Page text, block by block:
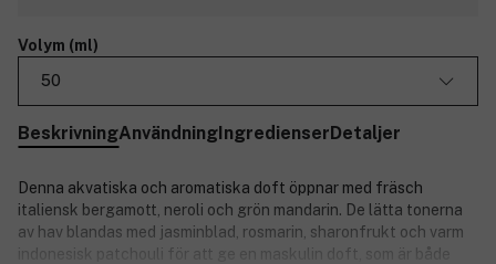
Volym (ml)
50
BeskrivningAnvändningIngredienserDetaljer
Denna akvatiska och aromatiska doft öppnar med fräsch
italiensk bergamott, neroli och grön mandarin. De lätta tonerna
av hav blandas med jasminblad, rosmarin, sharonfrukt och varm
indonesisk patchouli för att ge en maskulin doft, som är både